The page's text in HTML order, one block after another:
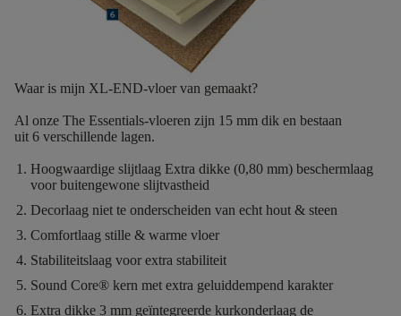
Waar is mijn XL-END-vloer van gemaakt?
Al onze The Essentials-vloeren zijn 15 mm dik en bestaan
uit 6 verschillende lagen.
Hoogwaardige slijtlaag Extra dikke (0,80 mm) beschermlaag
voor buitengewone slijtvastheid
Decorlaag niet te onderscheiden van echt hout & steen
Comfortlaag stille & warme vloer
Stabiliteitslaag voor extra stabiliteit
Sound Core® kern met extra geluiddempend karakter
Extra dikke 3 mm geïntegreerde kurkonderlaag de